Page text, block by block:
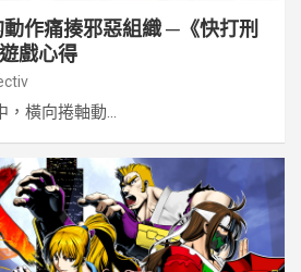
作痛揍邪惡組織 ─《快打刑
戲心得
，橫向捲軸動...